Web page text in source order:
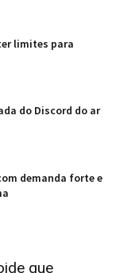
limites para
do Discord do ar
demanda forte e
que